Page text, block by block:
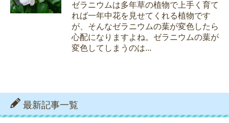
ゼラニウムは多年草の植物で上手く育て
れば一年中花を見せてくれる植物です
が、そんなゼラニウムの葉が変色したら
心配になりますよね。ゼラニウムの葉が
変色してしまうのは...
最新記事一覧